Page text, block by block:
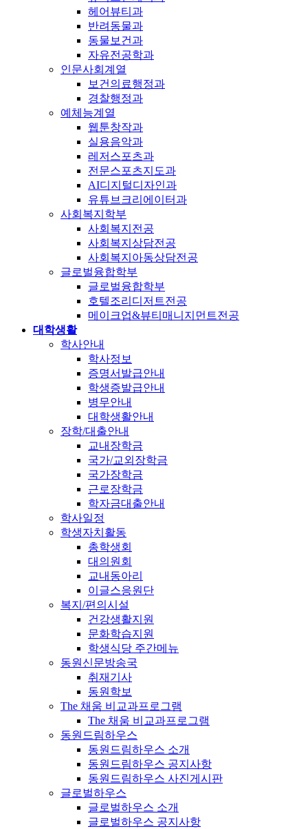
헤어뷰티과
반려동물과
동물보건과
자유전공학과
인문사회계열
보건의료행정과
경찰행정과
예체능계열
웹툰창작과
실용음악과
레저스포츠과
전문스포츠지도과
AI디지털디자인과
유튜브크리에이터과
사회복지학부
사회복지전공
사회복지상담전공
사회복지아동상담전공
글로벌융합학부
글로벌융합학부
호텔조리디저트전공
메이크업&뷰티매니지먼트전공
대학생활
학사안내
학사정보
증명서발급안내
학생증발급안내
병무안내
대학생활안내
장학/대출안내
교내장학금
국가/교외장학금
국가장학금
근로장학금
학자금대출안내
학사일정
학생자치활동
총학생회
대의원회
교내동아리
이글스응원단
복지/편의시설
건강생활지원
문화학습지원
학생식당 주간메뉴
동원신문방송국
취재기사
동원학보
The 채움 비교과프로그램
The 채움 비교과프로그램
동원드림하우스
동원드림하우스 소개
동원드림하우스 공지사항
동원드림하우스 사진게시판
글로벌하우스
글로벌하우스 소개
글로벌하우스 공지사항